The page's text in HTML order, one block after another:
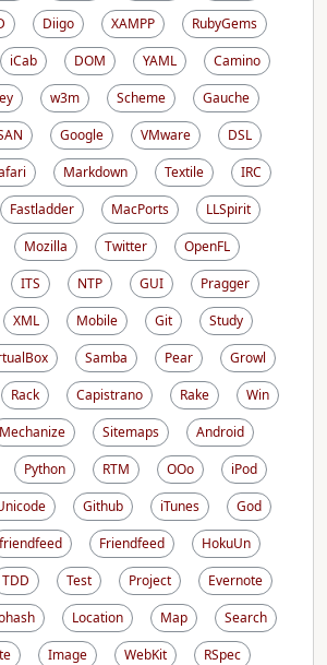
Diigo XAMPP
RubyGems
iCab DOM YAML
Camino
w3m Scheme
Gauche
Google VMware
DSL
Markdown Textile
IRC
Fastladder MacPorts
LLSpirit
Mozilla Twitter
OpenFL
ITS NTP GUI
Pragger
XML Mobile Git
Study
Samba Pear
Growl
Rack Capistrano Rake
Win
Mechanize Sitemaps
Android
Python RTM OOo
iPod
Github iTunes
God
friendfeed Friendfeed
HokuUn
TDD Test Project
Evernote
Location Map
Search
Image WebKit
RSpec